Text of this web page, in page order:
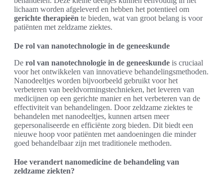
lichaam worden afgeleverd en hebben het potentieel om
gerichte therapieën te bieden, wat van groot belang is voor
patiënten met zeldzame ziektes.
De rol van nanotechnologie in de geneeskunde
De rol van nanotechnologie in de geneeskunde is cruciaal
voor het ontwikkelen van innovatieve behandelingsmethoden.
Nanodeeltjes worden bijvoorbeeld gebruikt voor het
verbeteren van beeldvormingstechnieken, het leveren van
medicijnen op een gerichte manier en het verbeteren van de
effectiviteit van behandelingen. Door zeldzame ziektes te
behandelen met nanodeeltjes, kunnen artsen meer
gepersonaliseerde en efficiënte zorg bieden. Dit biedt een
nieuwe hoop voor patiënten met aandoeningen die minder
goed behandelbaar zijn met traditionele methoden.
Hoe verandert nanomedicine de behandeling van
zeldzame ziekten?